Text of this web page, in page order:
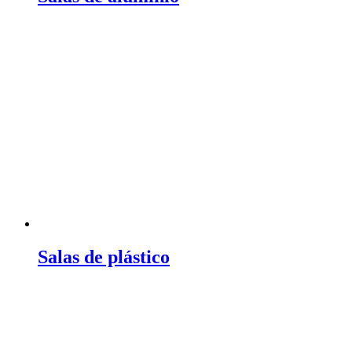
Salas de plástico